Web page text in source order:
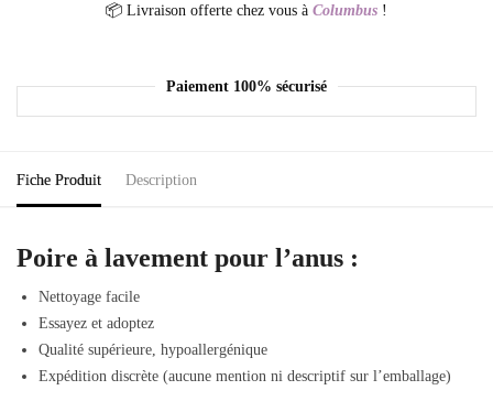
📦 Livraison offerte chez vous à Columbus !
Paiement 100% sécurisé
Fiche Produit Description
Poire à lavement pour l’anus :
Nettoyage facile
Essayez et adoptez
Qualité supérieure, hypoallergénique
Expédition discrète (aucune mention ni descriptif sur l’emballage)